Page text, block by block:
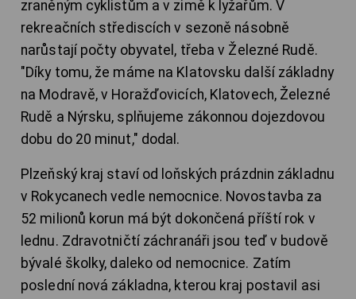
zraněným cyklistům a v zimě k lyžařům. V
rekreačních střediscích v sezoně násobně
narůstají počty obyvatel, třeba v Železné Rudě.
"Díky tomu, že máme na Klatovsku další základny
na Modravě, v Horažďovicích, Klatovech, Železné
Rudě a Nýrsku, splňujeme zákonnou dojezdovou
dobu do 20 minut," dodal.
Plzeňský kraj staví od loňských prázdnin základnu
v Rokycanech vedle nemocnice. Novostavba za
52 milionů korun má být dokončená příští rok v
lednu. Zdravotničtí záchranáři jsou teď v budově
bývalé školky, daleko od nemocnice. Zatím
poslední nová základna, kterou kraj postavil asi